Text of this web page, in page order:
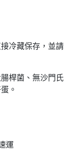
冷藏保存，並請
桿菌、無沙門氏
。
運